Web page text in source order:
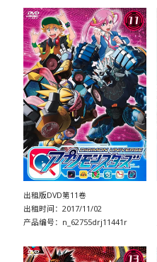
出租版DVD第11卷
出租时间：2017/11/02
产品编号：n_62755drj11441r